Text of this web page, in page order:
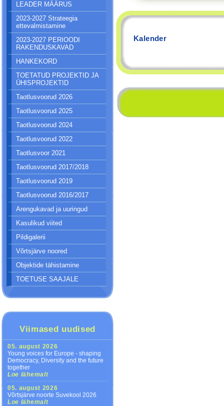
LEADER MÄÄRUS
2023-2027 Strateegia
ettevalmistamine
2023-2027 PERIOODI
RAKENDUSKAVAD
HANKEKORD
TOETATUD PROJEKTID JA
ÜHISPROJEKTID
Taotlusvoorud 2026
Taotlusvoorud 2025
Taotlusvoorud 2024
Taotlusvoorud 2022
Taotlusvoor 2021
Taotlusvoorud 2017/2018
Taotlusvoorud 2019
Taotlusvoorud 2016/2017
Arengukavad ja uuringud
Kasulikud viited
Pildigalerii
Võrtsjärve noored
Objektide tähistamine
TOETUSE SAAJALE
Viimased uudised
05. august 2026
Young voices for Europe - shaping
Democracy, Diversity and the future
together
Loe lähemalt
05. august 2026
Võrtsjärve noorte Suvekool 2026
Loe lähemalt
Kalender